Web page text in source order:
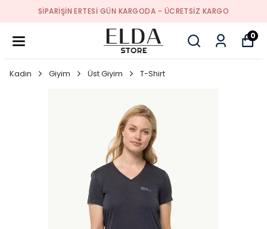
SIPARIŞIN ERTESI GÜN KARGODA - ÜCRETSIZ KARGO
0
Kadın Giyim Üst Giyim T-Shirt